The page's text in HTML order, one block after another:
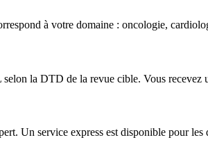
à votre domaine : oncologie,
la DTD de la revue cible. Vous recevez
Un service express est disponible pour les